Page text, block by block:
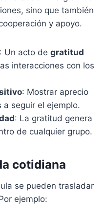
sino que también
y apoyo.
: Un acto de gratitud
interacciones con los
: Mostrar aprecio
a seguir el ejemplo.
: La gratitud genera
de cualquier grupo.
cotidiana
se pueden trasladar
ejemplo: